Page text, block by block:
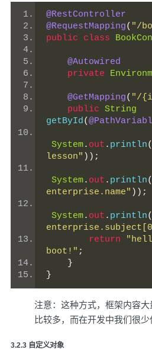
@RestController
@RequestMapping( "/
public
class
@Autowired
private
@GetMapping( "/
public String
getById(
System. out . println(
lesson" ));
System. out . println(
enterprise.name" ));
System. out . println(
return
boot!" ;
}
}
注意：这种方式，框架内容
比较多，而在开发中我们很少
3.2.3 自定义对象